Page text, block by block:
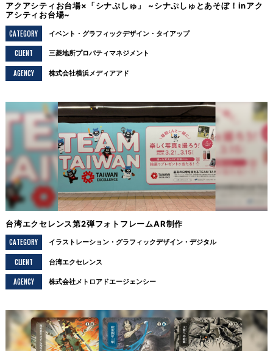
アクアシティお台場×「シナぷしゅ」 ~シナぷしゅとあそぼ！inアク
アシティお台場~
CATEGORY
イベント グラフィックデザイン タイアップ
CLIENT 三菱地所プロパティマネジメント
AGENCY 株式会社横浜メディアアド
台湾エクセレンス第2弾フォトフレームAR制作
CATEGORY
イラストレーション グラフィックデザイン デジタル
CLIENT 台湾エクセレンス
AGENCY 株式会社メトロアドエージェンシー